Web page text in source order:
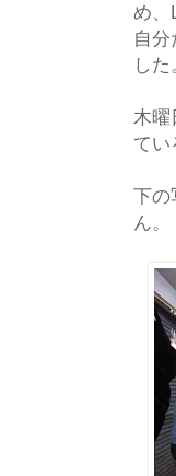
め、
自
した
木曜
てい
下の
ん。